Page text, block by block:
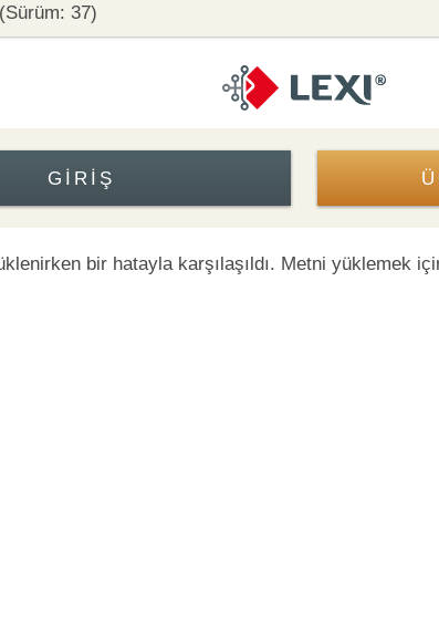
37)
GIRIŞ
bir hatayla karşılaşıldı. Metni yüklemek